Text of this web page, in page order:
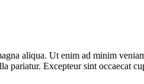
aliqua. Ut enim ad minim
pariatur. Excepteur sint occaecat